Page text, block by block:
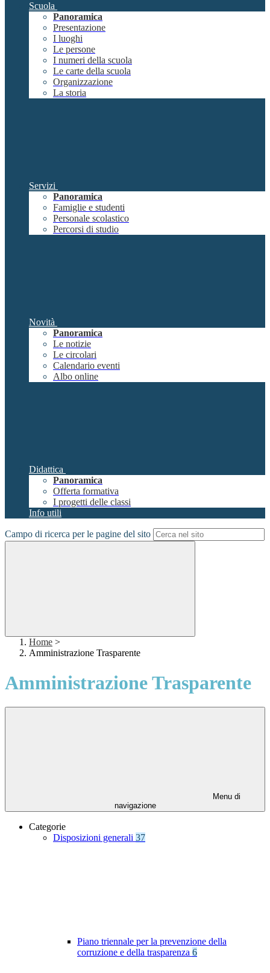
Scuola
Panoramica
Presentazione
I luoghi
Le persone
I numeri della scuola
Le carte della scuola
Organizzazione
La storia
Servizi
Panoramica
Famiglie e studenti
Personale scolastico
Percorsi di studio
Novità
Panoramica
Le notizie
Le circolari
Calendario eventi
Albo online
Didattica
Panoramica
Offerta formativa
I progetti delle classi
Info utili
Campo di ricerca per le pagine del sito
Home >
Amministrazione Trasparente
Amministrazione Trasparente
Menu di
navigazione
Categorie
Disposizioni generali 37
Piano triennale per la prevenzione della
corruzione e della trasparenza 6